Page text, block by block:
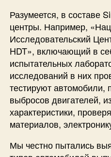
Разумеется, в составе
центры. Например,
Исследовательский
HDT», включающий в
испытательных
исследований в них
тестируют автомобили,
выбросов двигателей,
характеристики,
материалов,
Мы честно пытались